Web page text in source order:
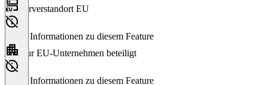
Serverstandort EU
Keine Informationen zu diesem Feature
Nur EU-Unternehmen beteiligt
Keine Informationen zu diesem Feature